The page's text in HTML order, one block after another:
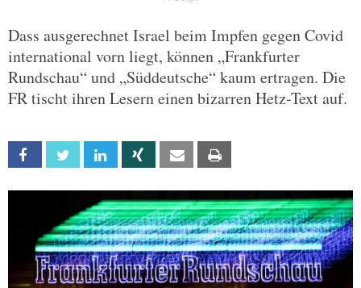
Dass ausgerechnet Israel beim Impfen gegen Covid
international vorn liegt, können „Frankfurter
Rundschau“ und „Süddeutsche“ kaum ertragen. Die
FR tischt ihren Lesern einen bizarren Hetz-Text auf.
Facebook Twitter Linkedin Xing Email